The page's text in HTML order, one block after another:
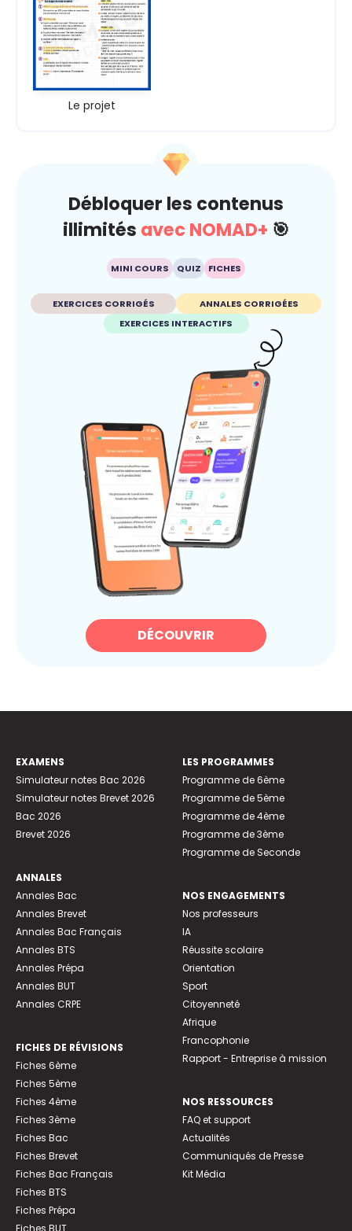
Le projet
Débloquer les contenus
illimités avec NOMAD+ 🎯
MINI COURS QUIZ FICHES
EXERCICES CORRIGÉS
ANNALES CORRIGÉES
EXERCICES INTERACTIFS
DÉCOUVRIR
EXAMENS
Simulateur notes Bac 2026
Simulateur notes Brevet 2026
Bac 2026
Brevet 2026
ANNALES
Annales Bac
Annales Brevet
Annales Bac Français
Annales BTS
Annales Prépa
Annales BUT
Annales CRPE
FICHES DE RÉVISIONS
Fiches 6ème
Fiches 5ème
Fiches 4ème
Fiches 3ème
Fiches Bac
Fiches Brevet
Fiches Bac Français
Fiches BTS
Fiches Prépa
Fiches BUT
LES PROGRAMMES
Programme de 6ème
Programme de 5ème
Programme de 4ème
Programme de 3ème
Programme de Seconde
NOS ENGAGEMENTS
Nos professeurs
IA
Réussite scolaire
Orientation
Sport
Citoyenneté
Afrique
Francophonie
Rapport - Entreprise à mission
NOS RESSOURCES
FAQ et support
Actualités
Communiqués de Presse
Kit Média